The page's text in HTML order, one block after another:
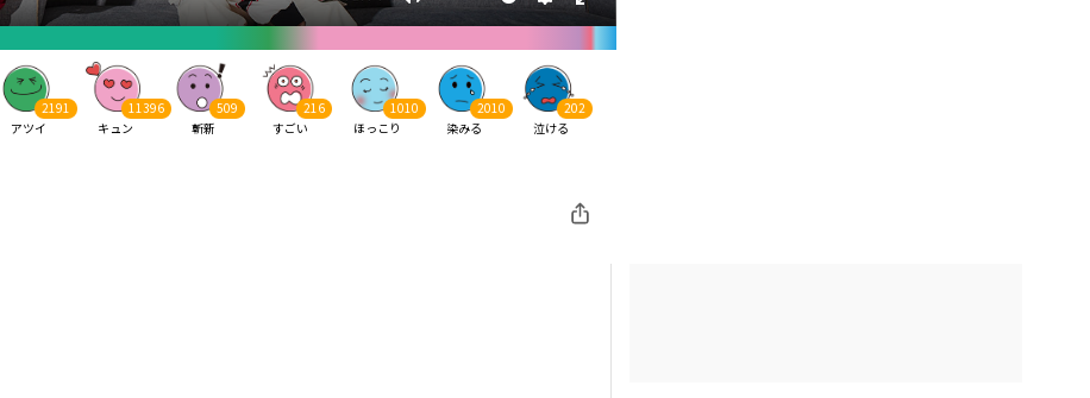
2191
アツイ
11396
キュン
509
斬新
216
すごい
1010
ほっこり
2010
染みる
202
泣ける